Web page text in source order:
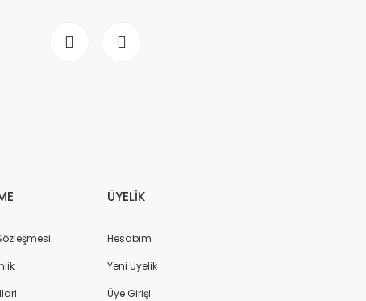
ÜYELİK
Hesabım
Yeni Üyelik
Üye Girişi